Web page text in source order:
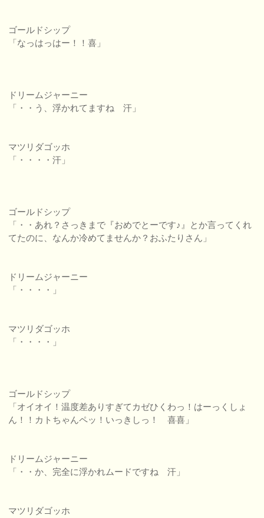
ゴールドシップ
「なっはっはー！！喜」
ドリームジャーニー
「・・う、浮かれてますね 汗」
マツリダゴッホ
「・・・・汗」
ゴールドシップ
「・・あれ？さっきまで『おめでとーです♪』とか言ってくれ
てたのに、なんか冷めてませんか？おふたりさん」
ドリームジャーニー
「・・・・」
マツリダゴッホ
「・・・・」
ゴールドシップ
「オイオイ！温度差ありすぎてカゼひくわっ！はーっくしょ
ん！！カトちゃんペッ！いっきしっ！ 喜喜」
ドリームジャーニー
「・・か、完全に浮かれムードですね 汗」
マツリダゴッホ